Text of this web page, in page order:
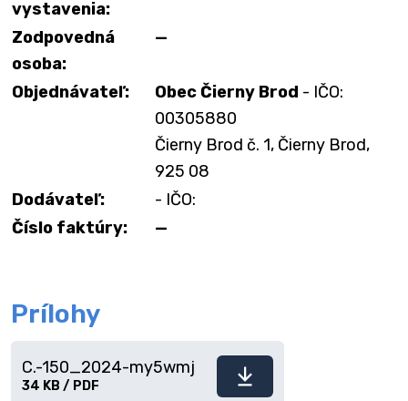
vystavenia:
Zodpovedná
osoba:
—
Objednávateľ: Obec Čierny Brod - IČO:
00305880
Čierny Brod č. 1, Čierny Brod,
925 08
Dodávateľ:
- IČO:
Číslo faktúry:
—
Prílohy
Stiahnuť
C.-150_2024-my5wmj
34 KB / PDF